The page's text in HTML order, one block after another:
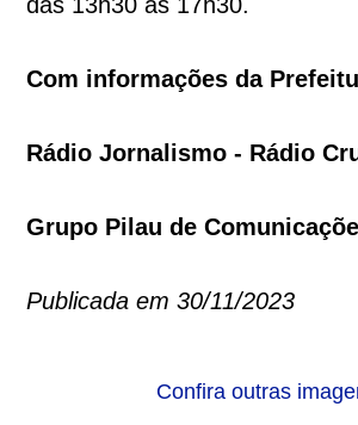
Com informações da
Rádio Jornalismo - Rádio
Grupo Pilau de
Publicada em 30/11/2023
Confira outras